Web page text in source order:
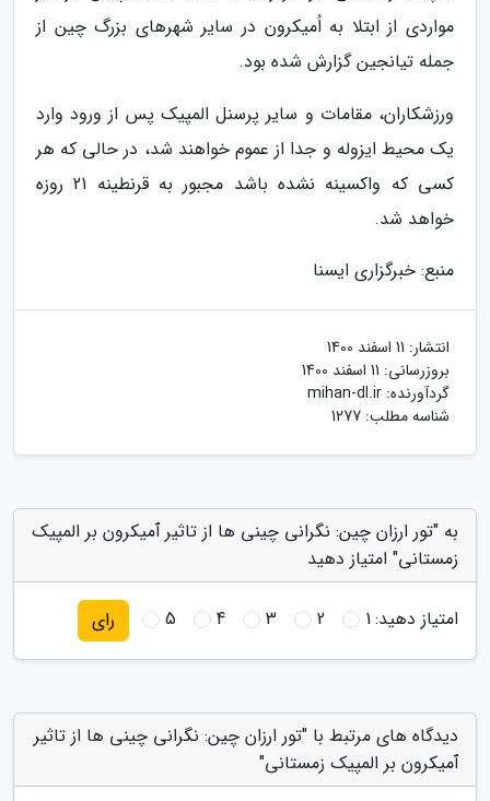
مواردی از ابتلا به اُمیکرون در سایر شهرهای بزرگ چین از
جمله تیانجین گزارش شده بود.
ورزشکاران، مقامات و سایر پرسنل المپیک پس از ورود وارد
یک محیط ایزوله و جدا از عموم خواهند شد، در حالی که هر
کسی که واکسینه نشده باشد مجبور به قرنطینه 21 روزه
خواهد شد.
منبع: خبرگزاری ایسنا
انتشار: 11 اسفند 1400
بروزرسانی: 11 اسفند 1400
گردآورنده: mihan-dl.ir
شناسه مطلب: 1277
به "تور ارزان چین: نگرانی چینی ها از تاثیر ٱمیکرون بر المپیک
زمستانی" امتیاز دهید
امتیاز دهید:1
2
3
4
5 رای
دیدگاه های مرتبط با "تور ارزان چین: نگرانی چینی ها از تاثیر
ٱمیکرون بر المپیک زمستانی"